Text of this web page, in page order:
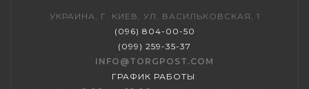
УКРАИНА, Г. КИЕВ, УЛ. ВАСИЛЬКОВСКАЯ, 1
(096) 804-00-50
(099) 259-35-37
INFO@TORGPOST.COM
ГРАФИК РАБОТЫ :